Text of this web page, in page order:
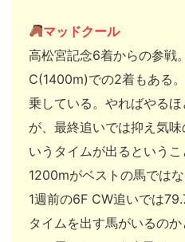
マッドクール
高松宮記念6着からの参戦
C(1400m)での2着もある
乗している。やればやる
が、最終追いでは抑え気
いうタイムが出るという
1200mがベストの馬ではな
1週前の6F CW追いでは
タイムを出す馬がいるのか